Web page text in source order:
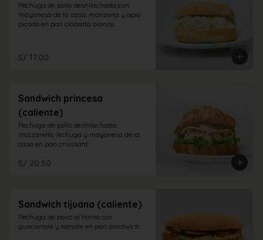
Pechuga de pollo deshilachada con
mayonesa de la casa, manzana y apio
picado en pan ciabatta blanco.
S/ 17.00
Sandwich princesa
(caliente)
Pechuga de pollo deshilachada,
mozzarella, lechuga y mayonesa de la
casa en pan croissant.
S/ 20.50
Sandwich tijuana (caliente)
Pechuga de pavo al horno con
guacamole y tomate en pan sandwich.